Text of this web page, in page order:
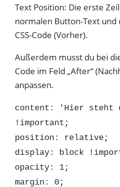
Text Position: Die erste
normalen Button-Text und
CSS-Code (Vorher).
Außerdem musst du bei
Code im Feld „After“
anpassen.
content: 'Hier steht
!important;
position: relative;
display: block
opacity: 1;
margin: 0;